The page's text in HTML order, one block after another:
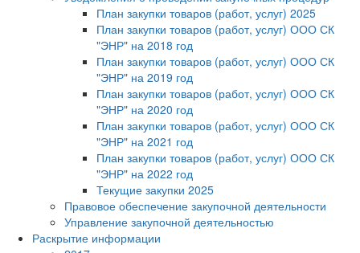
План закупки товаров (работ, услуг) 2025
План закупки товаров (работ, услуг) ООО СК
"ЭНР" на 2018 год
План закупки товаров (работ, услуг) ООО СК
"ЭНР" на 2019 год
План закупки товаров (работ, услуг) ООО СК
"ЭНР" на 2020 год
План закупки товаров (работ, услуг) ООО СК
"ЭНР" на 2021 год
План закупки товаров (работ, услуг) ООО СК
"ЭНР" на 2022 год
Текущие закупки 2025
Правовое обеспечение закупочной деятельности
Управление закупочной деятельностью
Раскрытие информации